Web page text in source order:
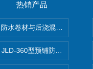
热销产品
防水卷材与后浇混凝土剥离强
JLD-360型预铺防水卷材抗冲